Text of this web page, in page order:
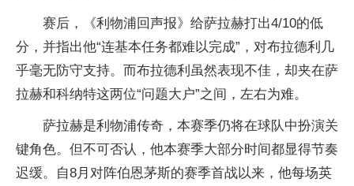
赛后，《利物浦回声报》给萨拉赫打出4/10的低
分，并指出他“连基本任务都难以完成”，对布拉德利几
乎毫无防守支持。而布拉德利虽然表现不佳，却夹在萨
拉赫和科纳特这两位“问题大户”之间，左右为难。
萨拉赫是利物浦传奇，本赛季仍将在球队中扮演关
键角色。但不可否认，他本赛季大部分时间都显得节奏
迟缓。自8月对阵伯恩茅斯的赛季首战以来，他每场英